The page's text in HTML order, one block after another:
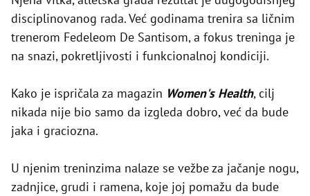
disciplinovanog rada. Već godinama trenira sa ličnim
trenerom Fedeleom De Santisom, a fokus treninga je
na snazi, pokretljivosti i funkcionalnoj kondiciji.
Kako je ispričala za magazin Women's Health, cilj
nikada nije bio samo da izgleda dobro, već da bude
jaka i graciozna.
U njenim treninzima nalaze se vežbe za jačanje nogu,
zadnjice, grudi i ramena, koje joj pomažu da bude